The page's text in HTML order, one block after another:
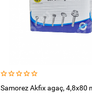
Samorez Akfix agaç, 4,8x80